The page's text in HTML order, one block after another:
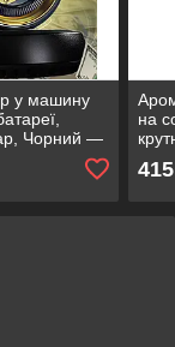
у машину
Чорний —
TYN-061
на
415